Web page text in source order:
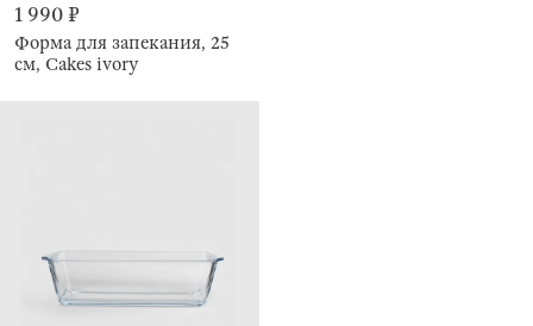
1 990 ₽
Форма для запекания, 25
см, Cakes ivory